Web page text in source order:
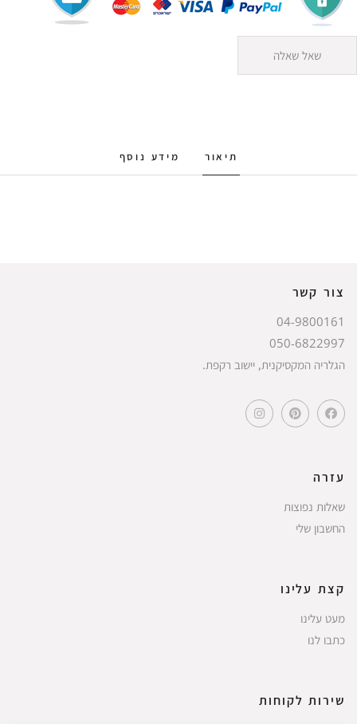
שאל שאלה
תיאור מידע נוסף
צור קשר
04-9800161
050-6822997
הגלריה המקסיקנית, יישוב רקפת.
עזרה
שאלות נפוצות
החשבון שלי
קצת עלינו
מעט עלינו
כתבו לנו
שירות לקוחות